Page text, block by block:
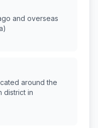
and overseas
around the
district in